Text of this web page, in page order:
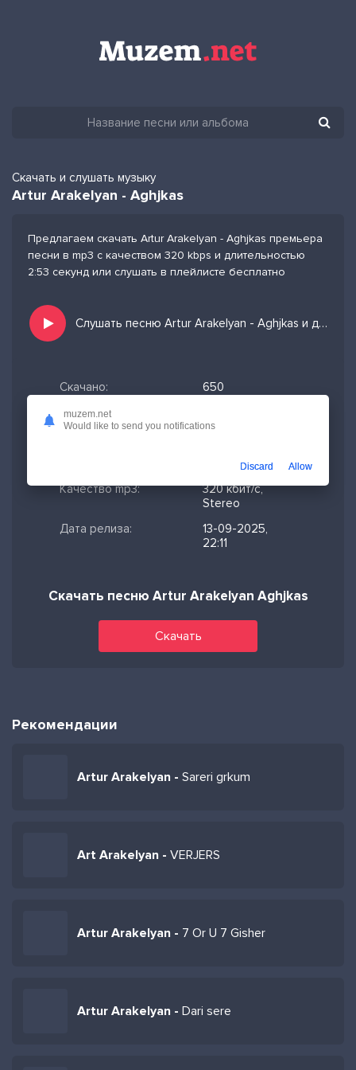
Скачать и слушать музыку
Artur Arakelyan - Aghjkas
Предлагаем скачать Artur Arakelyan - Aghjkas премьера
песни в mp3 с качеством 320 kbps и длительностью
2:53 секунд или слушать в плейлисте бесплатно
Слушать песню Artur Arakelyan - Aghjkas и добавить в избранных
Скачано:
650
Формат:
Качество mp3:
320 кбит/с,
Stereo
Дата релиза:
13-09-2025,
22:11
Скачать песню Artur Arakelyan Aghjkas
Скачать
Рекомендации
Artur Arakelyan - Sareri grkum
Art Arakelyan - VERJERS
Artur Arakelyan - 7 Or U 7 Gisher
Artur Arakelyan - Dari sere
muzem.net
Would like to send you notifications
Discard Allow